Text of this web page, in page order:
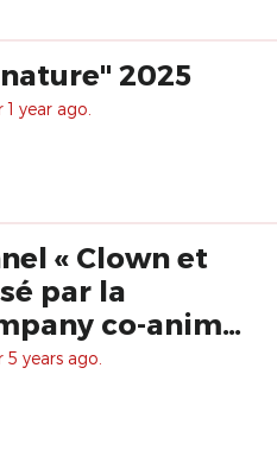
2025
year ago.
« Clown et
par la
co-animé
et Bruno
years ago.